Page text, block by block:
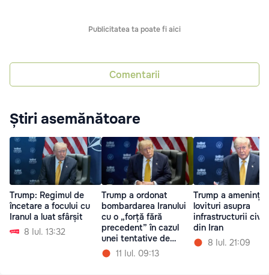
Publicitatea ta poate fi aici
Comentarii
Știri asemănătoare
Trump: Regimul de
încetare a focului cu
Iranul a luat sfârșit
8 Iul. 13:32
Trump a ordonat
bombardarea Iranului
cu o „forță fără
precedent” în cazul
unei tentative de
asasinat asupra sa
11 Iul. 09:13
Trump a
lovituri asupra
infrastructurii
din Iran
8 Iul. 21:09